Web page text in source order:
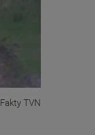
Fakty TVN